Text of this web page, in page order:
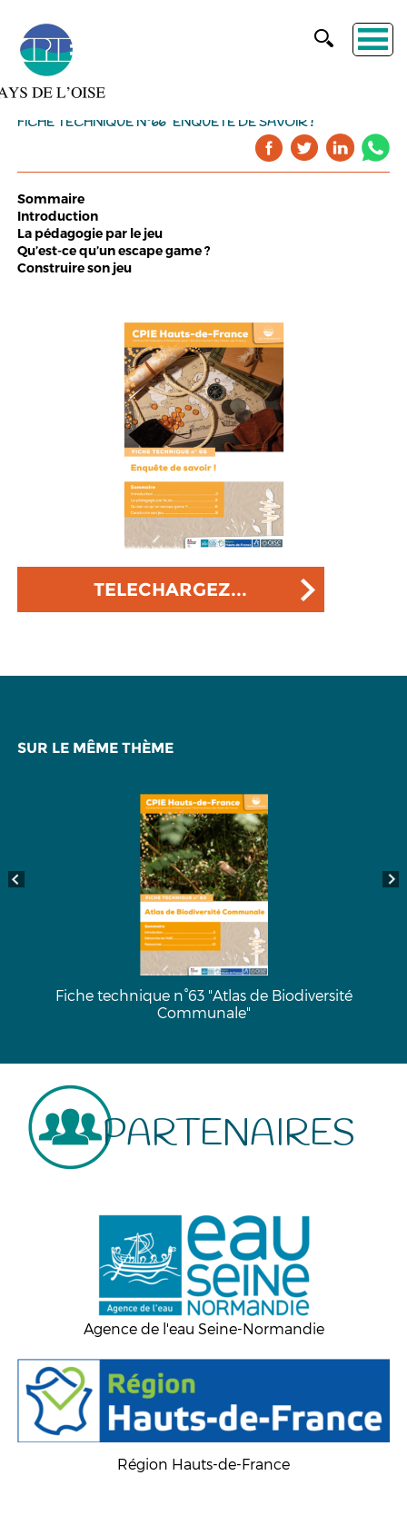
FICHE TECHNIQUE N°66 "ENQUÊTE DE SAVOIR !"
Sommaire
Introduction
La pédagogie par le jeu
Qu’est-ce qu’un escape game ?
Construire son jeu
TELECHARGEZ...
SUR LE MÊME THÈME
Fiche technique n°63 "Atlas de Biodiversité
Communale"
PARTENAIRES
Agence de l'eau Seine-Normandie
Région Hauts-de-France